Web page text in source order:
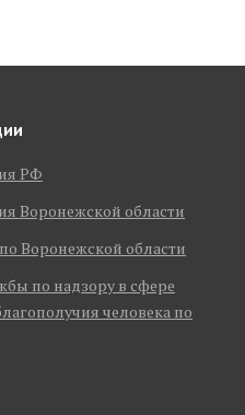
РФ
Воронежской области
Воронежской области
по надзору в сфере
человека по